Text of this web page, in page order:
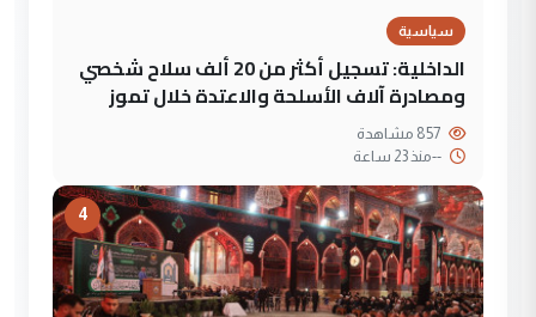
سياسية
الداخلية: تسجيل أكثر من 20 ألف سلاح شخصي
ومصادرة آلاف الأسلحة والاعتدة خلال تموز
--منذ 23 ساعة
4